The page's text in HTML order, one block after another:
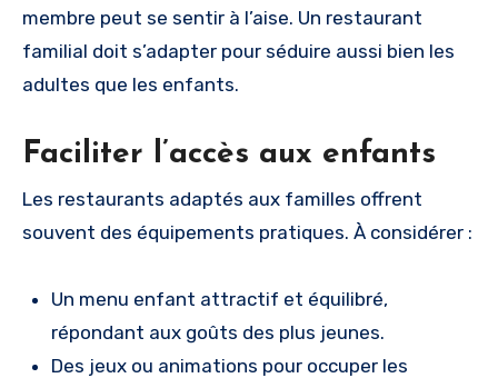
membre peut se sentir à l’aise. Un restaurant
familial doit s’adapter pour séduire aussi bien les
adultes que les enfants.
Faciliter l’accès aux enfants
Les restaurants adaptés aux familles offrent
souvent des équipements pratiques. À considérer :
Un menu enfant attractif et équilibré,
répondant aux goûts des plus jeunes.
Des jeux ou animations pour occuper les